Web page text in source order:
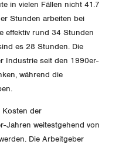
in vielen Fällen nicht 41.7
Stunden arbeiten bei
effektiv rund 34 Stunden
es 28 Stunden. Die
Industrie seit den 1990er-
während die
Kosten der
Jahren weitestgehend von
Die Arbeitgeber